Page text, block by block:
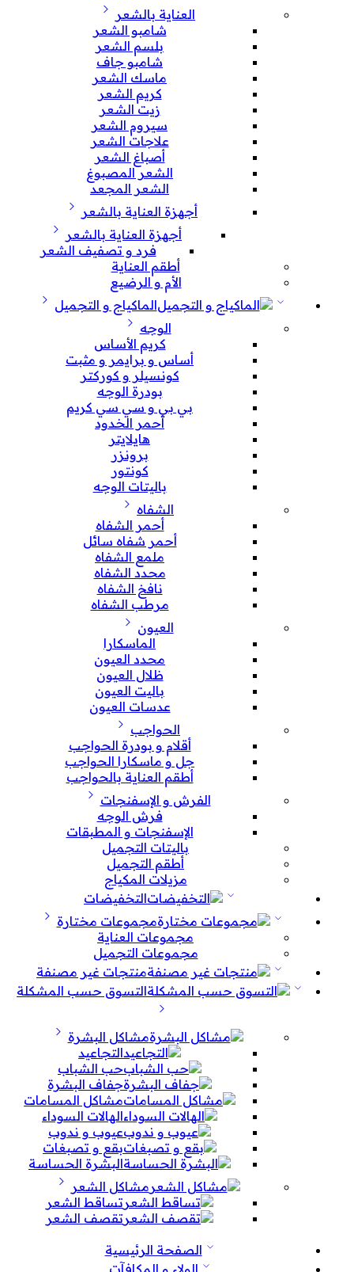
العناية بالشعر
شامبو الشعر
بلسم الشعر
شامبو جاف
ماسك الشعر
كريم الشعر
زيت الشعر
سيروم الشعر
علاجات الشعر
أصباغ الشعر
الشعر المصبوغ
الشعر المجعد
أجهزة العناية بالشعر
أجهزة العناية بالشعر
فرد و تصفيف الشعر
أطقم العناية
الأم و الرضيع
الماكياج و التجميل
الوجه
كريم الأساس
أساس و برايمر و مثبت
كونسيلر و كوركتر
بودرة الوجه
بي بي و سي سي كريم
أحمر الخدود
هايلايتر
برونزر
كونتور
باليتات الوجه
الشفاه
أحمر الشفاه
أحمر شفاه سائل
ملمع الشفاه
محدد الشفاه
نافخ الشفاه
مرطب الشفاه
العيون
الماسكارا
محدد العيون
ظلال العيون
باليت العيون
عدسات العيون
الحواجب
أقلام و بودرة الحواجب
جل و ماسكارا الحواجب
أطقم العناية بالحواجب
الفرش و الإسفنجات
فرش الوجه
الإسفنجات و المطبقات
باليتات التجميل
أطقم التجميل
مزيلات المكياج
التخفيضات
مجموعات مختارة
مجموعات العناية
مجموعات التجميل
منتجات غير مصنفة
التسوق حسب المشكلة
مشاكل البشرة
التجاعيد
حب الشباب
جفاف البشرة
مشاكل المسامات
الهالات السوداء
عيوب و ندوب
بقع و تصبغات
البشرة الحساسة
مشاكل الشعر
تساقط الشعر
تقصف الشعر
الصفحة الرئيسية
الولاء و المكافآت